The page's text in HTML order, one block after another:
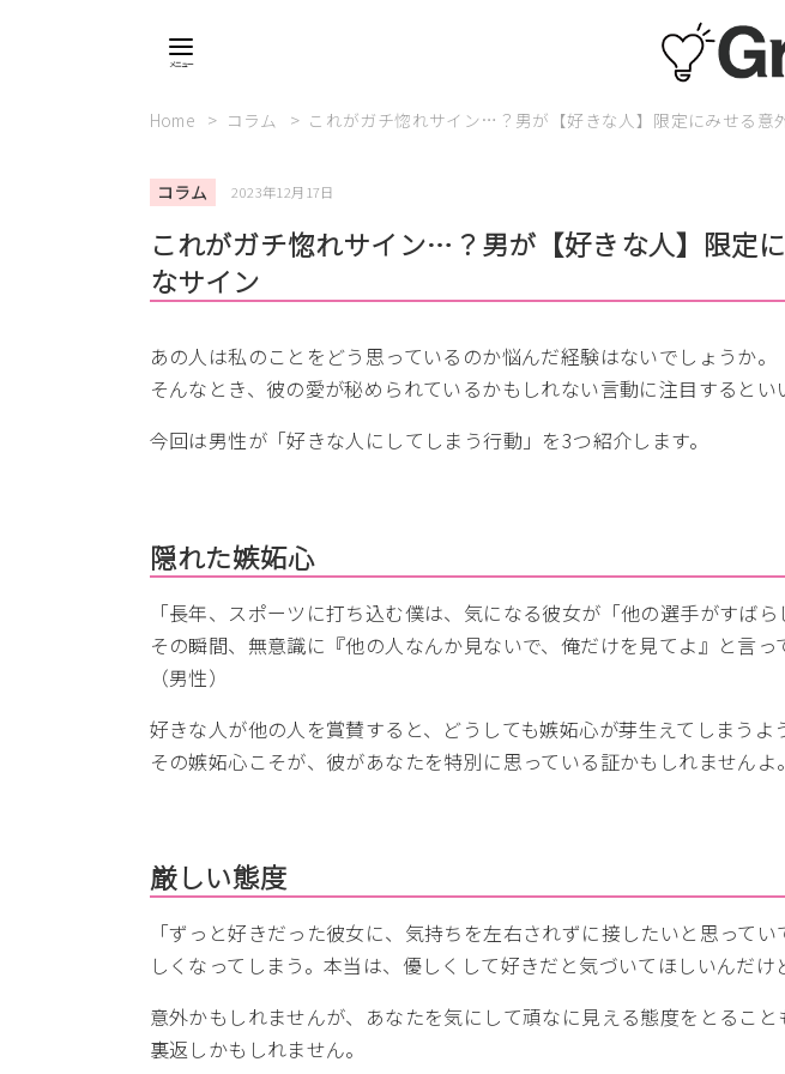
Home コラム これがガチ惚れサイン…？男が【好きな人】限定にみせる意
コラム 2023年12月17日
これがガチ惚れサイン…？男が【好きな人】限定
なサイン
あの人は私のことをどう思っているのか悩んだ経験はないでしょうか。
そんなとき、彼の愛が秘められているかもしれない言動に注目するとい
今回は男性が「好きな人にしてしまう行動」を3つ紹介します。
隠れた嫉妬心
「長年、スポーツに打ち込む僕は、気になる彼女が「他の選手がすば
その瞬間、無意識に『他の人なんか見ないで、俺だけを見てよ』と言っ
（男性）
好きな人が他の人を賞賛すると、どうしても嫉妬心が芽生えてしまうよ
その嫉妬心こそが、彼があなたを特別に思っている証かもしれませんよ。
厳しい態度
「ずっと好きだった彼女に、気持ちを左右されずに接したいと思って
しくなってしまう。本当は、優しくして好きだと気づいてほしいんだけ
意外かもしれませんが、あなたを気にして頑なに見える態度をとるこ
裏返しかもしれません。